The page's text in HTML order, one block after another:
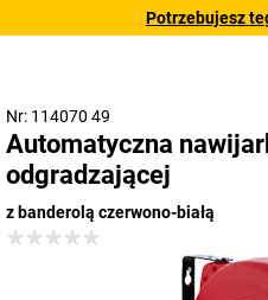
Potrzebujesz
Nr: 114070 49
Automatyczna
odgradzającej
z banderolą czerwono-białą